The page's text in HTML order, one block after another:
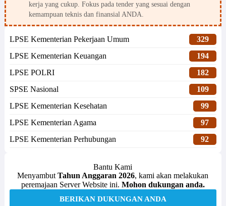
kerja yang cukup. Fokus pada tender yang sesuai dengan
kemampuan teknis dan finansial ANDA.
LPSE Kementerian Pekerjaan Umum
329
LPSE Kementerian Keuangan
194
LPSE POLRI
182
SPSE Nasional
109
LPSE Kementerian Kesehatan
99
LPSE Kementerian Agama
97
LPSE Kementerian Perhubungan
92
Bantu Kami
MenyambutTahun Anggaran 2026, kami akan melakukan
peremajaan Server Website ini. Mohon dukungan anda.
BERIKAN DUKUNGAN ANDA